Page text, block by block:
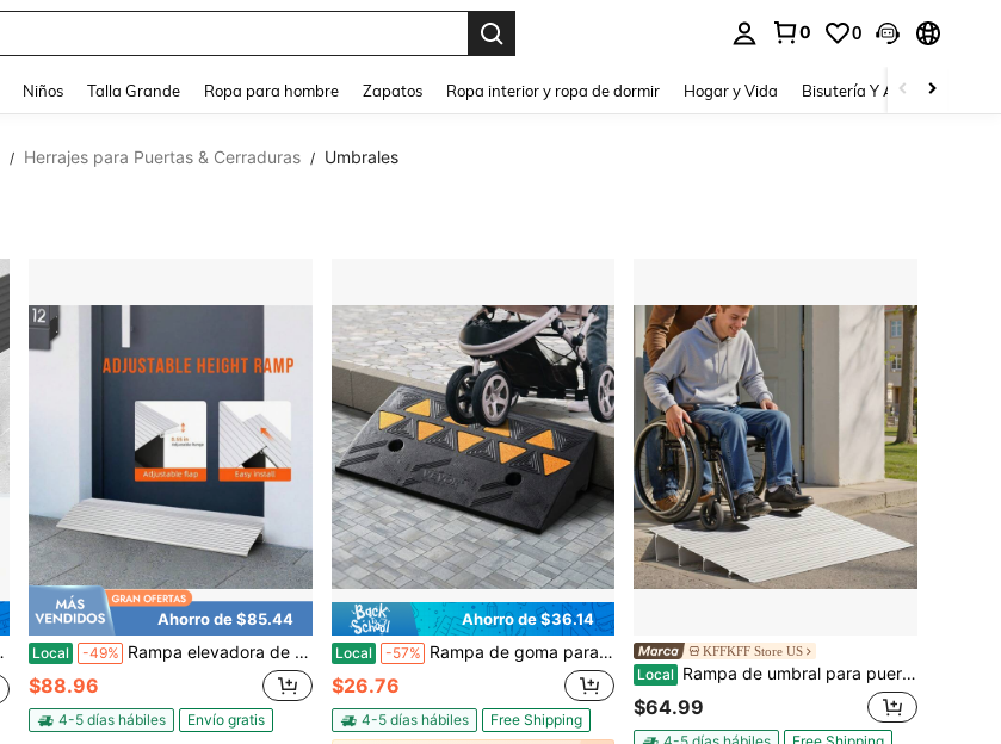
0 0
Niños Talla Grande Ropa para hombre Zapatos Ropa interior y ropa de dormir Hogar y Vida Bisutería Y Accesorios
/ Herrajes para Puertas & Cerraduras / Umbrales
Ahorro de $85.44
Local -49% Rampa elevadora de umbral de puerta de 5"/6" - Diseño portátil y ajustable telescópico, superficie antideslizante, capacidad de carga de 800 libras, uso versátil para sillas de ruedas, carritos, scooters, sillas eléctricas
$88.96
4-5 días hábiles Envío gratis
Ahorro de $36.14
Local -57% Rampa de goma para bordillos, paquete de 1 o 2, altura de elevación de 19,7 x 15,0 x 5,9" a 39,4 x 9,8 x 3,5", rampas de umbral resistentes con capacidad de 15 T, rampas de entrada con estructura de rejilla estable para automóviles, sillas de ruedas, bicicletas y motocicletas
$26.76
4-5 días hábiles Free Shipping
KFFKFF Store US
Local Rampa de umbral para puerta, elevación de 4 pulgadas, rampa de umbral de aleación de aluminio con capacidad de carga de 800 libras, rampas para discapacitados para escalones del hogar para sillas de ruedas, scooters, sillas de ruedas eléctricas, andadores, bicicletas, triciclos.
$64.99